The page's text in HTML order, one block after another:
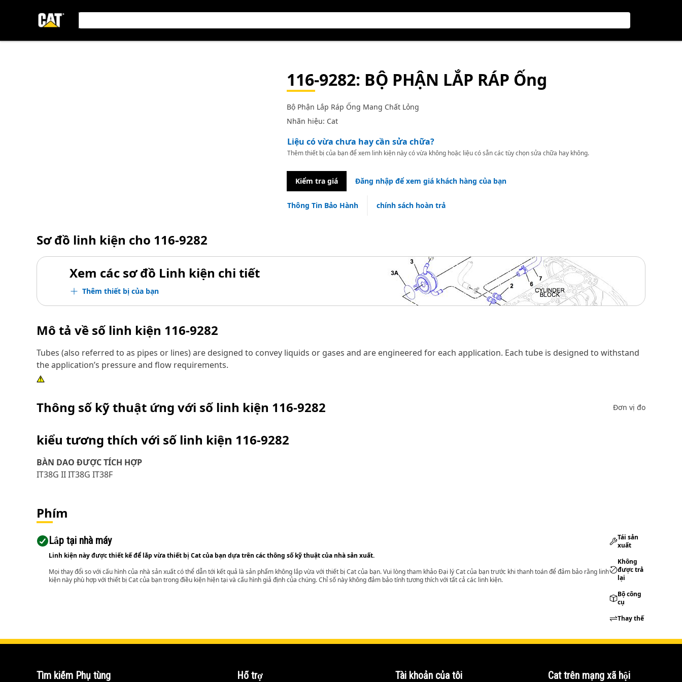
116-9282: BỘ PHẬN LẮP RÁP Ống
Bộ Phận Lắp Ráp Ống Mang Chất Lỏng
Nhãn hiệu: Cat
Liệu có vừa chưa hay cần sửa chữa?
Thêm thiết bị của bạn để xem linh kiện này có vừa không hoặc liệu có sẵn các tùy chọn sửa chữa hay không.
Kiểm tra giá Đăng nhập để xem giá khách hàng của bạn
Thông Tin Bảo Hành chính sách hoàn trả
Sơ đồ linh kiện cho 116-9282
Xem các sơ đồ Linh kiện chi tiết
Thêm thiết bị của bạn
Mô tả về số linh kiện 116-9282
Tubes (also referred to as pipes or lines) are designed to convey liquids or gases and are engineered for each application. Each tube is designed to withstand
the application’s pressure and flow requirements.
Thông số kỹ thuật ứng với số linh kiện 116-9282 Đơn vị đo
kiểu tương thích với số linh kiện 116-9282
BÀN DAO ĐƯỢC TÍCH HỢP
IT38G II IT38G IT38F
Phím
Lắp tại nhà máy
Linh kiện này được thiết kế để lắp vừa thiết bị Cat của bạn dựa trên các thông số kỹ thuật của nhà sản xuất.
Mọi thay đổi so với cấu hình của nhà sản xuất có thể dẫn tới kết quả là sản phẩm không lắp vừa với thiết bị Cat của bạn. Vui lòng tham khảo Đại lý Cat của bạn trước khi thanh toán để đảm bảo rằng linh
kiện này phù hợp với thiết bị Cat của bạn trong điều kiện hiện tại và cấu hình giả định của chúng. Chỉ số này không đảm bảo tính tương thích với tất cả các linh kiện.
Tái sản
xuất
Không
được trả
lại
Bộ công
cụ
Thay thế
Tìm kiếm Phụ tùng Hỗ trợ Tài khoản của tôi Cat trên mạng xã hội